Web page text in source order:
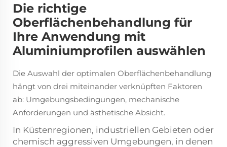
Die richtige
Oberflächenbehandlung für
Ihre Anwendung mit
Aluminiumprofilen auswählen
Die Auswahl der optimalen Oberflächenbehandlung
hängt von drei miteinander verknüpften Faktoren
ab: Umgebungsbedingungen, mechanische
Anforderungen und ästhetische Absicht.
In Küstenregionen, industriellen Gebieten oder
chemisch aggressiven Umgebungen, in denen